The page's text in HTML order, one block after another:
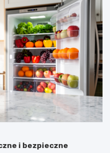
i bezpieczne